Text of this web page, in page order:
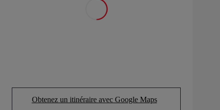
Obtenez un itinéraire avec Google Maps
(Opens in new tab)